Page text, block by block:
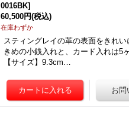
0016BK]
60,500円(税込)
在庫わずか
スティングレイの革の表面をきれ
きめの小銭入れと、カード入れは5
【サイズ】9.3cm…